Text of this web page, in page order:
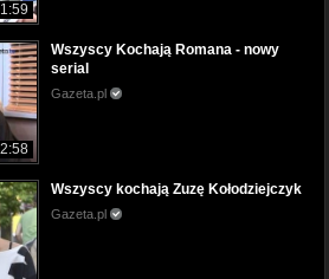
Wszyscy Kochają Romana - nowy
serial
Gazeta.pl
Wszyscy kochają Zuzę Kołodziejczyk
Gazeta.pl